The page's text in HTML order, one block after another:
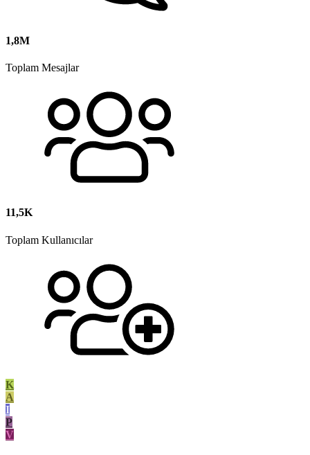
1,8M
Toplam Mesajlar
11,5K
Toplam Kullanıcılar
K
A
I
P
V